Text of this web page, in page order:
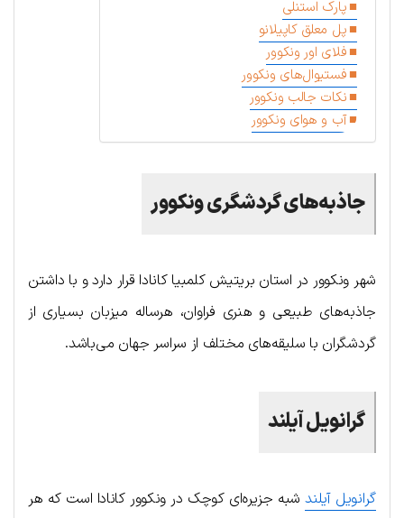
پارک استنلی
پل معلق کاپیلانو
فلای اور ونکوور
فستیوال‌های ونکوور
نکات جالب ونکوور
آب و هوای ونکوور
جاذبه‌های گردشگری ونکوور
شهر ونکوور در استان بریتیش کلمبیا کانادا قرار دارد و با داشتن
جاذبه‌های طبیعی و هنری فراوان، هرساله میزبان بسیاری از
گردشگران با سلیقه‌های مختلف از سراسر جهان می‌باشد.
گرانویل آیلند
گرانویل آیلندشبه جزیره‌ای کوچک در ونکوور کانادا است که هر